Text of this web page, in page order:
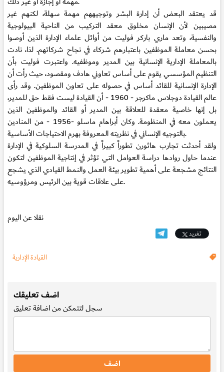
قد يعتقد البعض أن إدارة البشر وتوجيههم مهمة سهلة، لكنهم غير
مصيبين لأن الإنسان مخلوق معقد التركيب من الناحية البيولوجية
والنفسية، وتعد ماري باركر فوليت من أوائل علماء الإدارة الذين أوصوا
بحسن معاملة الموظفين باعتبارهم شركاء في نجاح شركاتهم. لذا، نادت
بالمعاملة الإدارية الإنسانية بين المدير وموظفيه. واعتبرت فوليت بأن
التنظيم المؤسسي يقوم على أساس تعاوني هادف ومقصود، حيث رأت أن
الإدارة الإنسانية للقائد أساس في حصوله على تعاون الموظفين. وقد رأى
عالم القيادة دوجلاس ماكرجر - 1960 - أن القيادة ليست فقط حق للمدير،
بل إنها خاصية معقدة للعلاقة بين المدير أو القائد والموظفين الذين
يعملون معه في المنظومة. وكان أبراهام ماسلو -1956 - من المنادين
بالتوجيه الإنساني في نظريته المعروفة بهرم الاحتياجات الأساسية.
ولقد أحدثت تجارب هاثورن تطوراً كبيراً في المدرسة السلوكية في الإدارة
عندما حاول روادها دراسة العوامل التي تؤثر في إنتاجية الموظفين لتكون
النتائج مشجعة على أهمية تطوير بيئة العمل والنمط القيادي الذي يشجع
على علاقات قوية بين الرئيس ومرؤوسيه.
نقلا عن اليوم
تغريد
القيادة الإدارية
اضف تعليقك
سجللتتمكن من اضافة تعليق